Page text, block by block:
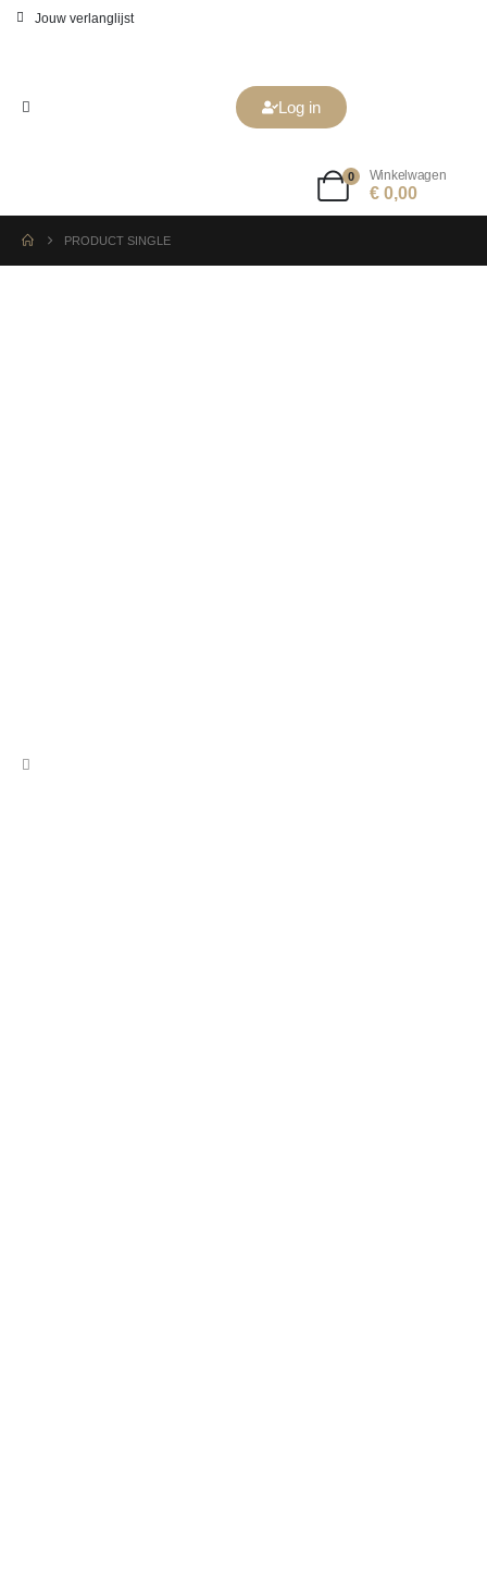
Jouw verlanglijst
Log in
0 Winkelwagen
€0,00
PRODUCT SINGLE